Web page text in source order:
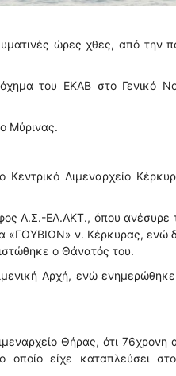
ώρες χθες, από την
του ΕΚΑΒ στο Γενικό
Μύρινας.
Λιμεναρχείο
Λ.Σ.-ΕΛ.ΑΚΤ., όπου ανέσυρε
«ΓΟΥΒΙΩΝ» ν. Κέρκυρας, ενώ
ο Θάνατός του.
Αρχή, ενώ
Θήρας, ότι 76χρονη
οποίο είχε καταπλεύσει